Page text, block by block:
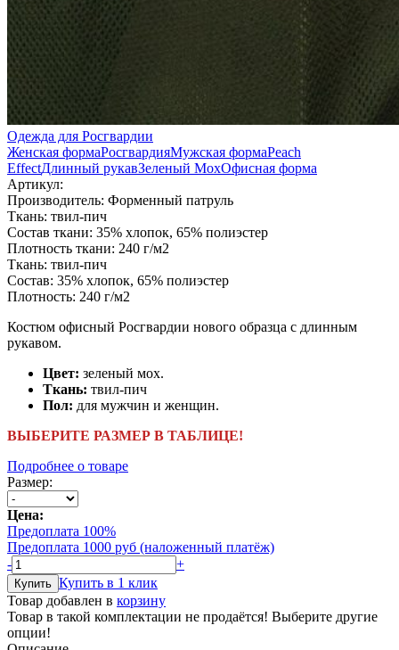
Одежда для Росгвардии
Женская формаРосгвардияМужская формаPeach
EffectДлинный рукавЗеленый МохОфисная форма
Артикул:
Производитель: Форменный патруль
Ткань: твил-пич
Состав ткани: 35% хлопок, 65% полиэстер
Плотность ткани: 240 г/м2
Ткань: твил-пич
Состав: 35% хлопок, 65% полиэстер
Плотность: 240 г/м2
Костюм офисный Росгвардии нового образца с длинным
рукавом.
Цвет: зеленый мох.
Ткань: твил-пич
Пол: для мужчин и женщин.
ВЫБЕРИТЕ РАЗМЕР В ТАБЛИЦЕ!
Подробнее о товаре
Размер:
Цена:
Предоплата 100%
Предоплата 1000 руб (наложенный платёж)
-
+
Купить в 1 клик
Товар добавлен в корзину
Товар в такой комплектации не продаётся! Выберите другие
опции!